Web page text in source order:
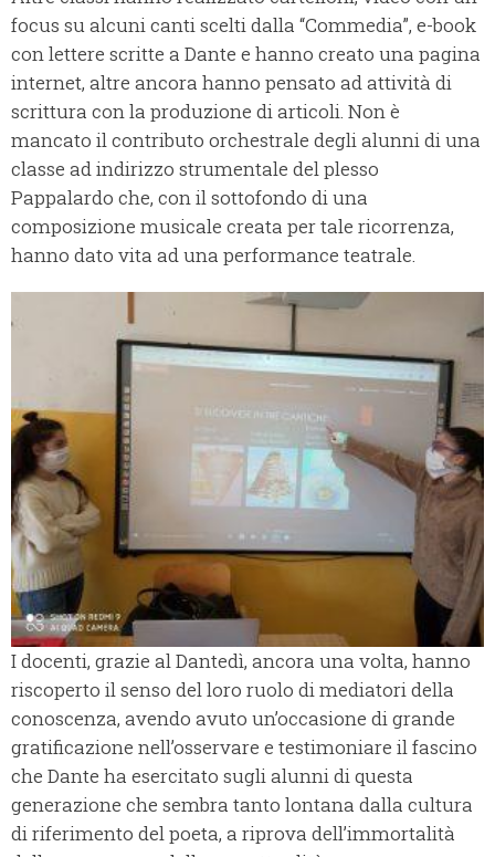
focus su alcuni canti scelti dalla “Commedia”, e-book
con lettere scritte a Dante e hanno creato una pagina
internet, altre ancora hanno pensato ad attività di
scrittura con la produzione di articoli. Non è
mancato il contributo orchestrale degli alunni di una
classe ad indirizzo strumentale del plesso
Pappalardo che, con il sottofondo di una
composizione musicale creata per tale ricorrenza,
hanno dato vita ad una performance teatrale.
I docenti, grazie al Dantedì, ancora una volta, hanno
riscoperto il senso del loro ruolo di mediatori della
conoscenza, avendo avuto un’occasione di grande
gratificazione nell’osservare e testimoniare il fascino
che Dante ha esercitato sugli alunni di questa
generazione che sembra tanto lontana dalla cultura
di riferimento del poeta, a riprova dell’immortalità